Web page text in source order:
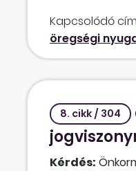
Kapcsolódó
öregségi
8. cikk / 304
Kérdés: